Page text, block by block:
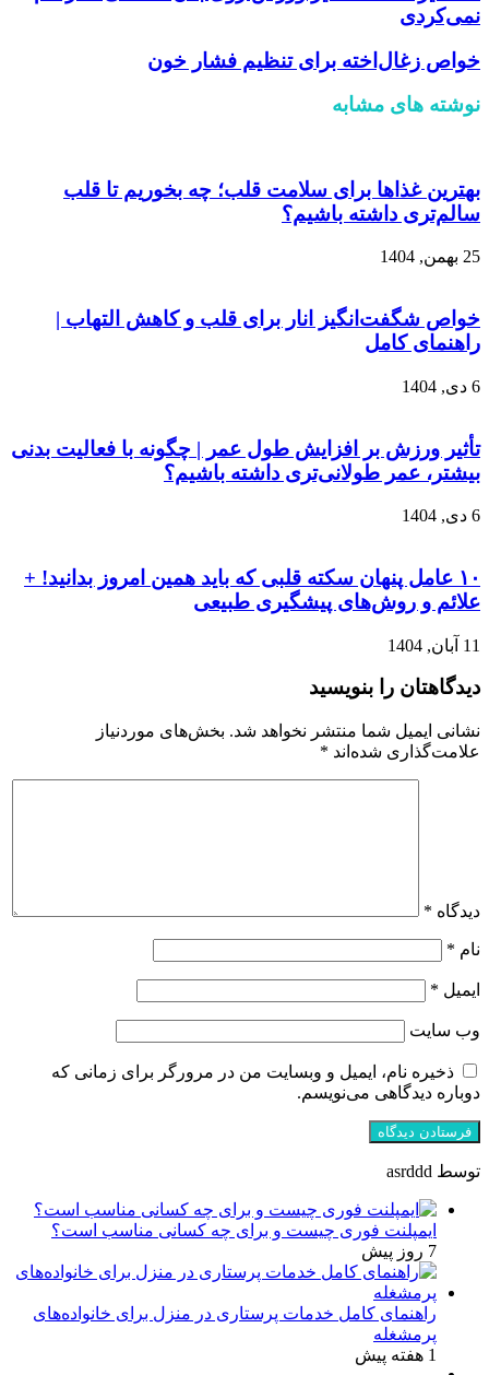
نمی‌کردی
خواص زغال‌اخته برای تنظیم فشار خون
نوشته های مشابه
بهترین غذاها برای سلامت قلب؛ چه بخوریم تا قلب
سالم‌تری داشته باشیم؟
25 بهمن, 1404
خواص شگفت‌انگیز انار برای قلب و کاهش التهاب |
راهنمای کامل
6 دی, 1404
تأثیر ورزش بر افزایش طول عمر | چگونه با فعالیت بدنی
بیشتر، عمر طولانی‌تری داشته باشیم؟
6 دی, 1404
۱۰ عامل پنهان سکته قلبی که باید همین امروز بدانید! +
علائم و روش‌های پیشگیری طبیعی
11 آبان, 1404
دیدگاهتان را بنویسید
نشانی ایمیل شما منتشر نخواهد شد. بخش‌های موردنیاز
علامت‌گذاری شده‌اند *
دیدگاه *
نام *
ایمیل *
وب‌ سایت
ذخیره نام، ایمیل و وبسایت من در مرورگر برای زمانی که
دوباره دیدگاهی می‌نویسم.
توسط asrddd
ایمپلنت فوری چیست و برای چه کسانی مناسب است؟
7 روز پیش
راهنمای کامل خدمات پرستاری در منزل برای خانواده‌های
پرمشغله
1 هفته پیش